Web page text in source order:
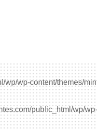
wp/wp-content/themes/
public_html/wp/